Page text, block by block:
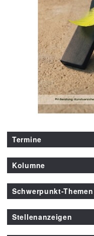
Termine
Kolumne
Schwerpunkt-Themen
Stellenanzeigen